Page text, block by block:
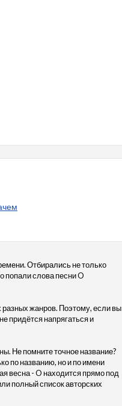
Отбирались не только
попали слова песни O
жанров. Поэтому, если вы
придётся напрягаться и
Не помните точное название?
по названию, но и по имени
весна - O находится прямо под
полный список авторских